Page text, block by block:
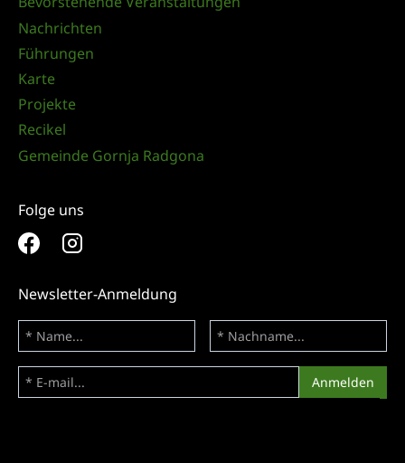
Nachrichten
Führungen
Karte
Projekte
Recikel
Gemeinde Gornja Radgona
Folge uns
Newsletter-Anmeldung